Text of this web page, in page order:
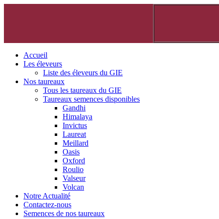
Accueil
Les éleveurs
Liste des éleveurs du GIE
Nos taureaux
Tous les taureaux du GIE
Taureaux semences disponibles
Gandhi
Himalaya
Invictus
Laureat
Meillard
Oasis
Oxford
Roulio
Valseur
Volcan
Notre Actualité
Contactez-nous
Semences de nos taureaux